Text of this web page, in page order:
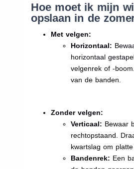
Hoe moet ik mijn
opslaan in de
Met velgen:
Horizontaal:
horizontaal
velgenrek of -
van de banden.
Zonder velgen:
Verticaal: Bewaar
rechtopstaand.
kwartslag om
Bandenrek: Een